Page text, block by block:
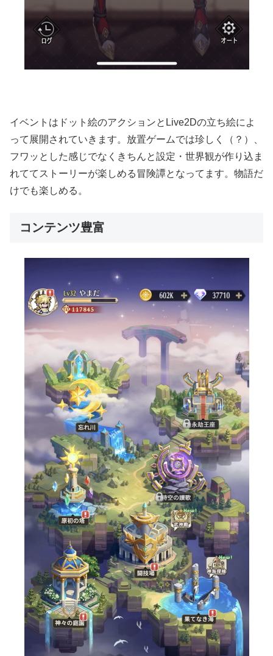
イベントはドット絵のアクションとLive2Dの立ち絵によ
って展開されていきます。放置ゲームでは珍しく（？）、
フワッとした感じでなくきちんと設定・世界観が作り込ま
れててストーリーが楽しめる冒険譚となってます。物語だ
けでも楽しめる。
コンテンツ豊富